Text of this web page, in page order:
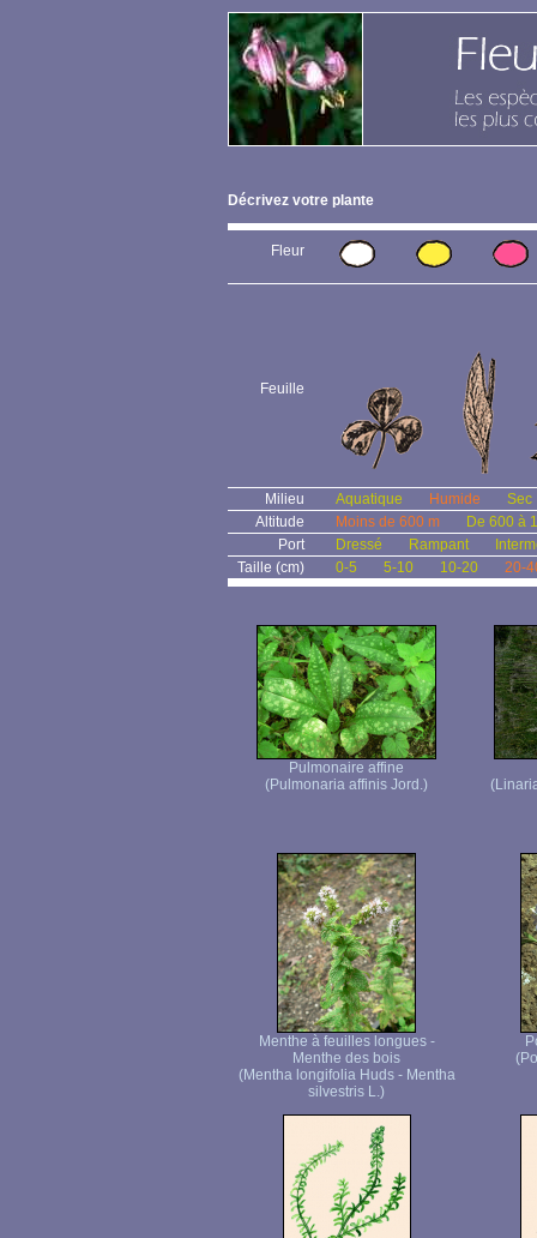
Décrivez votre plante
Fleur
Feuille
Milieu Aquatique Humide
Sec
Altitude
Moins de 600 m
De 600 à
Port
Dressé Rampant
Taille (cm)
0-5 5-10 10-20 20-
Pulmonaire affine
(Pulmonaria affinis Jord.)
Menthe à feuilles longues -
Menthe des bois
(Mentha longifolia Huds - Mentha
silvestris L.)